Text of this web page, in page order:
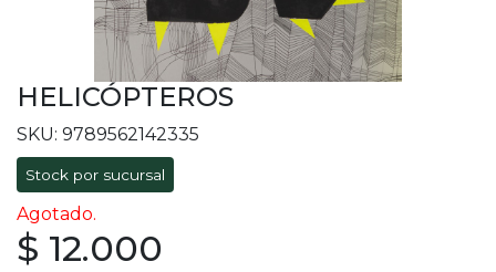
HELICÓPTEROS
SKU: 9789562142335
Stock por sucursal
Agotado.
$ 12.000